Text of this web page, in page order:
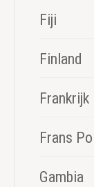
Fiji
Finland
Frankrijk
Frans
Gambia